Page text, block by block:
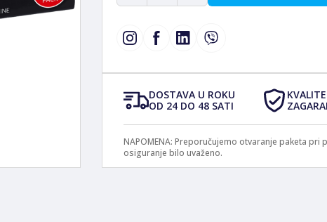
DOSTAVA U ROKU
OD 24 DO 48 SATI
NAPOMENA: Preporučujemo otvaranje paketa
osiguranje bilo uvaženo.